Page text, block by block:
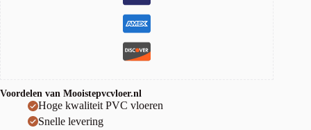
Voordelen van Mooistepvcvloer.nl
Hoge kwaliteit PVC vloeren
Snelle levering